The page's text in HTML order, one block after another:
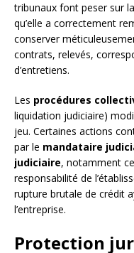
tribunaux font peser sur
qu’elle a correctement
conserver
contrats, relevés,
d’entretiens.
Les procédures
liquidation judiciaire)
jeu. Certaines actions
par le mandataire
judiciaire, notamment
responsabilité de
rupture brutale de crédit
l’entreprise.
Protection